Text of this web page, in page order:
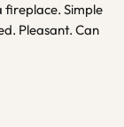
fireplace. Simple
Pleasant. Can